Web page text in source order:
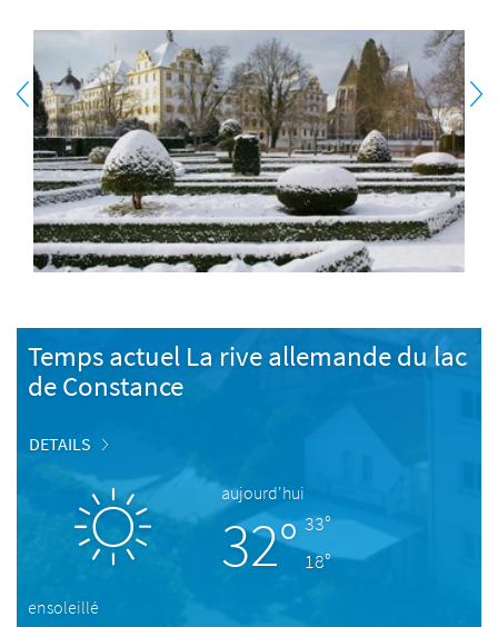
Temps actuel La rive allemande du lac
de Constance
DETAILS
aujourd'hui
32° 33°
18°
ensoleillé